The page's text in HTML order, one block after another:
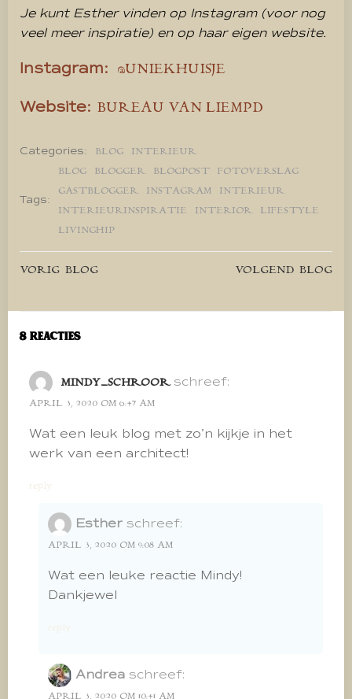
Je kunt Esther vinden op Instagram (voor nog
veel meer inspiratie) en op haar eigen website.
Instagram: @UNIEKHUISJE
Website: BUREAU VAN LIEMPD
Categories: BLOG INTERIEUR
Tags:
BLOG BLOGGER BLOGPOST
FOTOVERSLAG
GASTBLOGGER
INSTAGRAM
INTERIEUR
INTERIEURINSPIRATIE
INTERIOR
LIFESTYLE
LIVINGHIP
Bericht
navigatie
VORIG BLOG
Bericht
navigatie
VOLGEND BLOG
8 Reacties
MINDY_SCHROOR schreef:
APRIL 3, 2020 OM 6:47 AM
Wat een leuk blog met zo’n kijkje in het
werk van een architect!
reply
Esther schreef:
APRIL 3, 2020 OM 9:08 AM
Wat een leuke reactie Mindy!
Dankjewel
reply
Andrea schreef:
APRIL 3, 2020 OM 10:41 AM